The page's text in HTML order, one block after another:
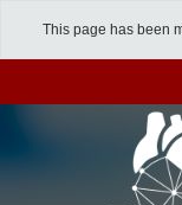
This page has been